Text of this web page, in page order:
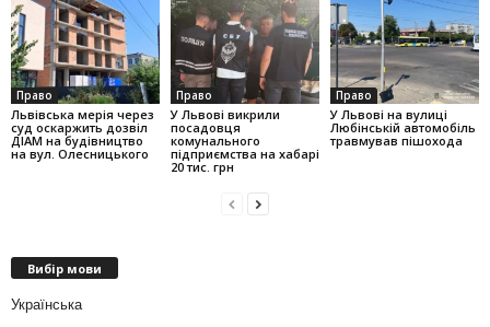
Право
Львівська мерія через
суд оскаржить дозвіл
ДІАМ на будівництво
на вул. Олесницького
Право
У Львові викрили
посадовця
комунального
підприємства на хабарі
20 тис. грн
Право
У Львові на вулиці
Любінській автомобіль
травмував пішохода
Вибір мови
Українська